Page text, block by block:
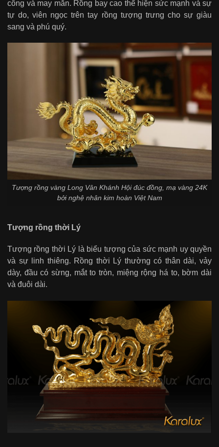
công và may mắn. Rồng bay cao thể hiện sức mạnh và sự
tự do, viên ngọc trên tay rồng tượng trưng cho sự giàu
sang và phú quý.
Tượng rồng vàng Long Vân Khánh Hội đúc đồng, mạ vàng 24K
bởi nghệ nhân kim hoàn Việt Nam
Tượng rồng thời Lý
Tượng rồng thời Lý là biểu tượng của sức mạnh uy quyền
và sự linh thiêng. Rồng thời Lý thường có thân dài, vảy
dày, đầu có sừng, mắt to tròn, miệng rộng há to, bờm dài
và đuôi dài.